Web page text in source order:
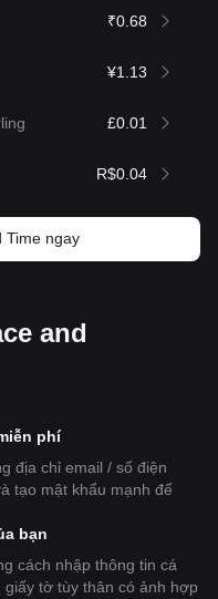
₹0.68
¥1.13
£0.01
R$0.04
Time ngay
and
phí
địa chỉ email / số điện
tạo mật khẩu mạnh để
bạn
cách nhập thông tin cá
giấy tờ tùy thân có ảnh hợp